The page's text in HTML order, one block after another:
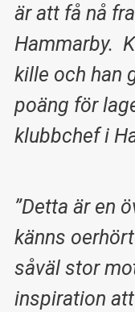
är att få nå
Hammarby.
kille och han
poäng för
klubbchef i
”Detta är en
känns
såväl stor
inspiration